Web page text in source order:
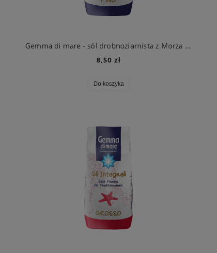
Gemma di mare - sól drobnoziarnista z Morza Śródziemnego 1kg
8,50 zł
Do koszyka